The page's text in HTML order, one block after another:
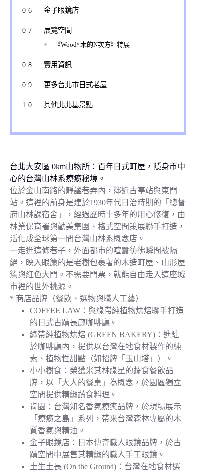
金子眼鏡店
展覽空間
《Woodⁿ 木的N次方》特展
實用資訊
更多台北市日式老屋
其他北北基景點
台北大安區 0km山物所：百年日式町屋，隱身市中
心的台灣山林系療癒秘境。
位於金山南路的靜謐巷弄內，鄰近古亭站與東門
站。這裡的前身是建於1930年代日治時期的「總督
府山林課宿舍」，經過歷時十多年的用心修復，由
林業保育署與勤美集團、格式空間策展聯手打造，
活化成全球第一間台灣山林系概念店。
一走進這條巷子，外面都市的喧囂彷彿瞬間被隔
絕，映入眼簾的是老樹包裹著的木造町屋、山形屋
簷與紅色大門。不需要門票，就能自由走入這座城
市裡的世外桃源。
* 商店品牌（餐飲、選物與職人工藝）
COFFEE LAW：與綠帶純植物烘焙聯手打造
的日式古蹟長廊咖啡廳。
綠帶純植物烘焙 (GREEN BAKERY)：進駐
於咖啡廳內，提供以台灣在地食材製作的純
素、植物性甜點（如招牌「玉山塔」）。
小小樹食：榮獲米其林綠星的蔬食餐飲品
牌，以「大人的餐桌」為概念，於園區獨立
空間提供精緻蔬食料理。
肯園：台灣知名香氛療癒品牌，於現場展示
「療癒之島」系列，帶來台灣森林專屬的木
質香氣與精油。
金子眼鏡店：日本傳奇職人眼鏡品牌，於古
蹟空間中展售其精緻的職人手工眼鏡。
土生土長 (On the Ground)：台灣在地食材選